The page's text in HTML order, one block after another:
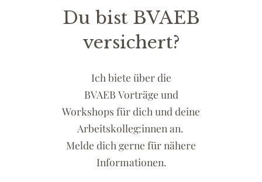
Du bist BVAEB
versichert?
Ich biete über die
BVAEB Vorträge und
Workshops für dich und deine
Arbeitskolleg:innen an.
Melde dich gerne für nähere
Informationen.